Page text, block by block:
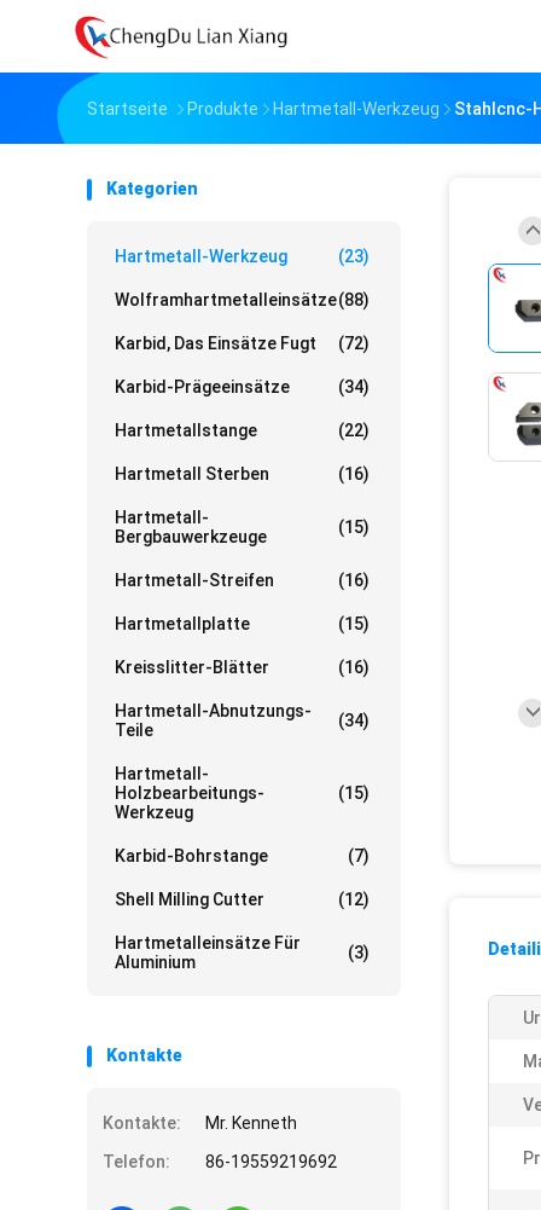
Startseite Produkte Hartmetall-Werkzeug Stahlcnc-
Kategorien
Hartmetall-Werkzeug (23)
Wolframhartmetalleinsätze(88)
Karbid, Das Einsätze Fugt (72)
Karbid-Prägeeinsätze (34)
Hartmetallstange (22)
Hartmetall Sterben (16)
Hartmetall-
Bergbauwerkzeuge
(15)
Hartmetall-Streifen (16)
Hartmetallplatte (15)
Kreisslitter-Blätter (16)
Hartmetall-Abnutzungs-
Teile
(34)
Hartmetall-
Holzbearbeitungs-
Werkzeug
(15)
Karbid-Bohrstange (7)
Shell Milling Cutter (12)
Hartmetalleinsätze Für
Aluminium
(3)
Kontakte
Kontakte:
Mr. Kenneth
Telefon:
86-19559219692